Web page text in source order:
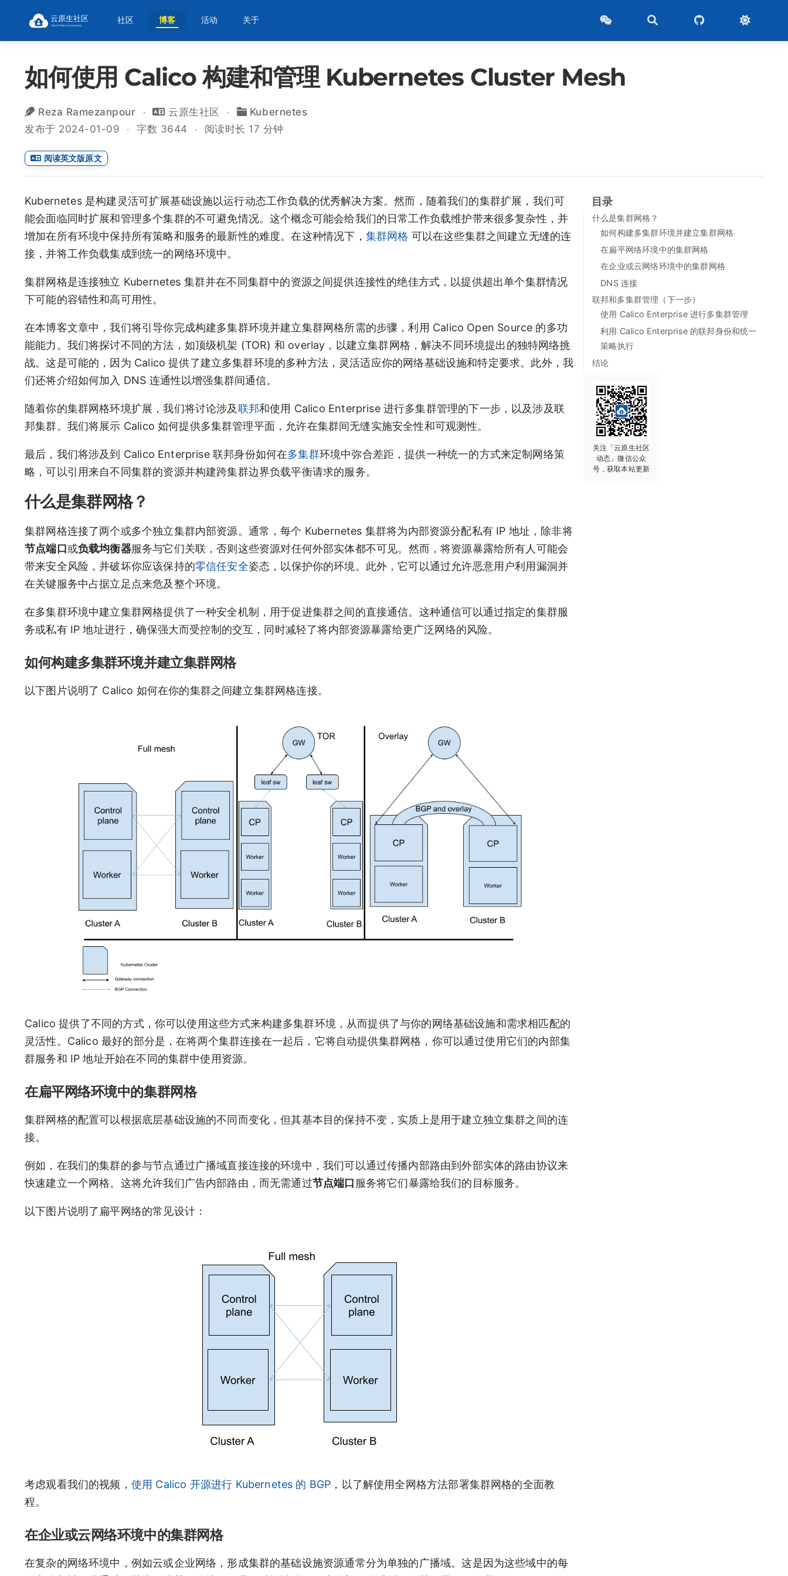
社区 博客 活动 关于
如何使用 Calico 构建和管理 Kubernetes Cluster Mesh
Reza Ramezanpour 云原生社区
Kubernetes
发布于 2024-01-09
字数 3644 阅读时长 17 分钟
阅读英文版原文
目录
什么是集群网格？
如何构建多集群环境并建立集群网格
在扁平网络环境中的集群网格
在企业或云网络环境中的集群网格
DNS 连接
联邦和多集群管理（下一步）
使用 Calico Enterprise 进行多集群管理
利用 Calico Enterprise 的联邦身份和统一
策略执行
结论
关注「云原生社区
动态」微信公众
号，获取本站更新
Kubernetes 是构建灵活可扩展基础设施以运行动态工作负载的优秀解决方案。然而，随着我们的集群扩展，我们可
能会面临同时扩展和管理多个集群的不可避免情况。这个概念可能会给我们的日常工作负载维护带来很多复杂性，并
增加在所有环境中保持所有策略和服务的最新性的难度。在这种情况下， 集群网格 可以在这些集群之间建立无缝的连
接，并将工作负载集成到统一的网络环境中。
集群网格是连接独立 Kubernetes 集群并在不同集群中的资源之间提供连接性的绝佳方式，以提供超出单个集群情况
下可能的容错性和高可用性。
在本博客文章中，我们将引导你完成构建多集群环境并建立集群网格所需的步骤，利用 Calico Open Source 的多功
能能力。我们将探讨不同的方法，如顶级机架 (TOR) 和 overlay，以建立集群网格，解决不同环境提出的独特网络挑
战。这是可能的，因为 Calico 提供了建立多集群环境的多种方法，灵活适应你的网络基础设施和特定要求。此外，我
们还将介绍如何加入 DNS 连通性以增强集群间通信。
随着你的集群网格环境扩展，我们将讨论涉及联邦和使用 Calico Enterprise 进行多集群管理的下一步，以及涉及联
邦集群。我们将展示 Calico 如何提供多集群管理平面，允许在集群间无缝实施安全性和可观测性。
最后，我们将涉及到 Calico Enterprise 联邦身份如何在多集群环境中弥合差距，提供一种统一的方式来定制网络策
略，可以引用来自不同集群的资源并构建跨集群边界负载平衡请求的服务。
什么是集群网格？
集群网格连接了两个或多个独立集群内部资源。通常，每个 Kubernetes 集群将为内部资源分配私有 IP 地址，除非将
节点端口或负载均衡器服务与它们关联，否则这些资源对任何外部实体都不可见。然而，将资源暴露给所有人可能会
带来安全风险，并破坏你应该保持的零信任安全姿态，以保护你的环境。此外，它可以通过允许恶意用户利用漏洞并
在关键服务中占据立足点来危及整个环境。
在多集群环境中建立集群网格提供了一种安全机制，用于促进集群之间的直接通信。这种通信可以通过指定的集群服
务或私有 IP 地址进行，确保强大而受控制的交互，同时减轻了将内部资源暴露给更广泛网络的风险。
如何构建多集群环境并建立集群网格
以下图片说明了 Calico 如何在你的集群之间建立集群网格连接。
Calico 提供了不同的方式，你可以使用这些方式来构建多集群环境，从而提供了与你的网络基础设施和需求相匹配的
灵活性。Calico 最好的部分是，在将两个集群连接在一起后，它将自动提供集群网格，你可以通过使用它们的内部集
群服务和 IP 地址开始在不同的集群中使用资源。
在扁平网络环境中的集群网格
集群网格的配置可以根据底层基础设施的不同而变化，但其基本目的保持不变，实质上是用于建立独立集群之间的连
接。
例如，在我们的集群的参与节点通过广播域直接连接的环境中，我们可以通过传播内部路由到外部实体的路由协议来
快速建立一个网格。这将允许我们广告内部路由，而无需通过节点端口 服务将它们暴露给我们的目标服务。
以下图片说明了扁平网络的常见设计：
考虑观看我们的视频， 使用 Calico 开源进行 Kubernetes 的 BGP ，以了解使用全网格方法部署集群网格的全面教
程。
在企业或云网络环境中的集群网格
在复杂的网络环境中，例如云或企业网络，形成集群的基础设施资源通常分为单独的广播域。这是因为这些域中的每